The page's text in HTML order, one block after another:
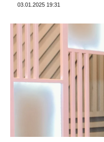
03.01.2025 19:31